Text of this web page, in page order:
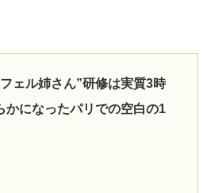
ェル姉さん”研修は実質3時
になったパリでの空白の1